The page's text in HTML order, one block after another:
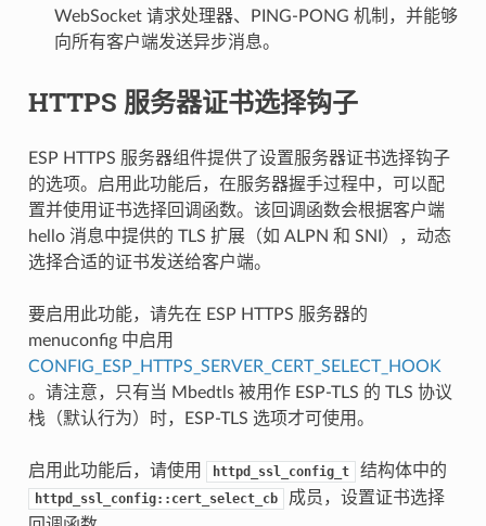
WebSocket 请求处理器、PING-PONG 机制，并能够
向所有客户端发送异步消息。
HTTPS 服务器证书选择钩子
ESP HTTPS 服务器组件提供了设置服务器证书选择钩子
的选项。启用此功能后，在服务器握手过程中，可以配
置并使用证书选择回调函数。该回调函数会根据客户端
hello 消息中提供的 TLS 扩展（如 ALPN 和 SNI），动态
选择合适的证书发送给客户端。
要启用此功能，请先在 ESP HTTPS 服务器的
menuconfig 中启用
CONFIG_ESP_HTTPS_SERVER_CERT_SELECT_HOOK
。请注意，只有当 Mbedtls 被用作 ESP-TLS 的 TLS 协议
栈（默认行为）时，ESP-TLS 选项才可使用。
启用此功能后，请使用 httpd_ssl_config_t 结构体中的
httpd_ssl_config::cert_select_cb
成员，设置证书选择